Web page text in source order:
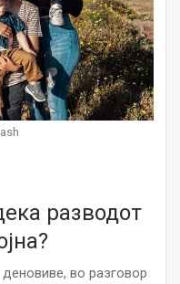
разводот
во разговор